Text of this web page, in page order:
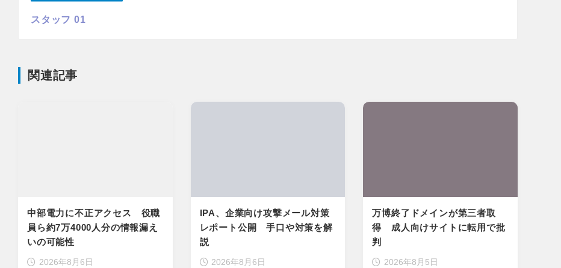
スタッフ 01
関連記事
中部電力に不正アクセス 役職
員ら約7万4000人分の情報漏え
いの可能性
2026年8月6日
IPA、企業向け攻撃メール対策
レポート公開 手口や対策を解
説
2026年8月6日
万博終了ドメインが第三者取
得 成人向けサイトに転用で批
判
2026年8月5日